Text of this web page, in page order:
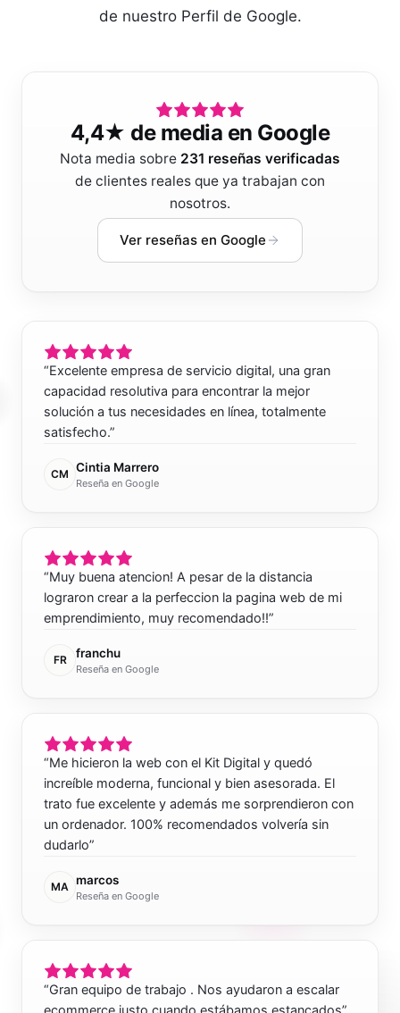
de nuestro Perfil de Google.
4,4★ de media en Google
Nota media sobre 231 reseñas verificadas
de clientes reales que ya trabajan con
nosotros.
Ver reseñas en Google
“Excelente empresa de servicio digital, una gran
capacidad resolutiva para encontrar la mejor
solución a tus necesidades en línea, totalmente
satisfecho.”
CM Cintia Marrero
Reseña en Google
“Muy buena atencion! A pesar de la distancia
lograron crear a la perfeccion la pagina web de mi
emprendimiento, muy recomendado!!”
FR franchu
Reseña en Google
“Me hicieron la web con el Kit Digital y quedó
increíble moderna, funcional y bien asesorada. El
trato fue excelente y además me sorprendieron con
un ordenador. 100% recomendados volvería sin
dudarlo”
MA marcos
Reseña en Google
“Gran equipo de trabajo . Nos ayudaron a escalar